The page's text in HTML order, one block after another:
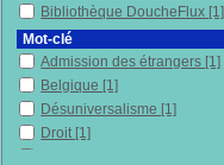
Bibliothèque DoucheFlux [1]
Mot-clé
Admission des étrangers [1]
Belgique [1]
Désuniversalisme [1]
Droit [1]